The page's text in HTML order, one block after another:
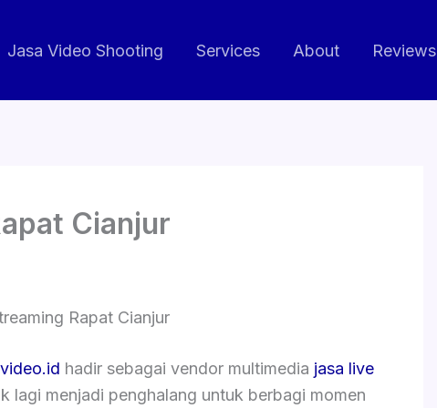
Jasa Video Shooting Services About Reviews
Cianjur
Rapat Cianjur
hadir sebagai vendor multimedia jasa live
lagi menjadi penghalang untuk berbagi momen